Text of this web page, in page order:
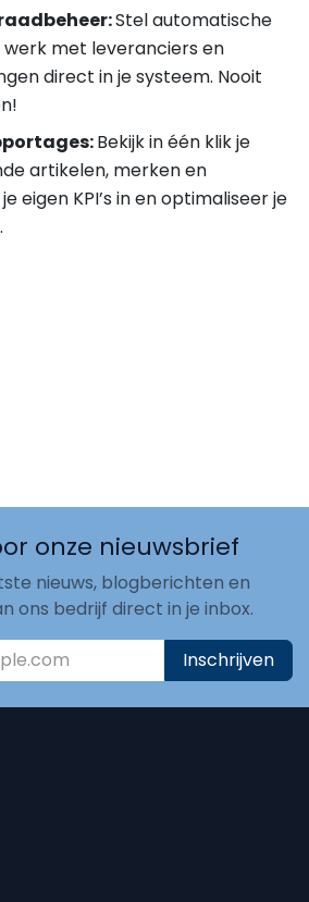
Stel automatische
werk met leveranciers en
direct in je systeem. Nooit
Bekijk in één klik je
artikelen, merken en
eigen KPI’s in en optimaliseer je
onze nieuwsbrief
nieuws, blogberichten en
ons bedrijf direct in je inbox.
Inschrijven